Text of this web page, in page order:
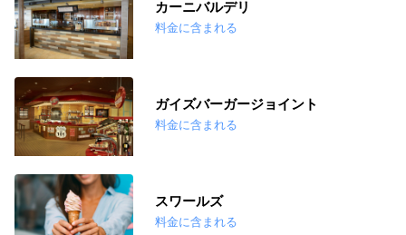
カーニバルデリ
料金に含まれる
ガイズバーガージョイント
料金に含まれる
スワールズ
料金に含まれる